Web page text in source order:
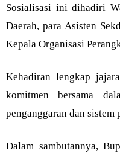
Sosialisasi ini dihadiri
Daerah, para Asisten
Kepala Organisasi
Kehadiran lengkap
komitmen bersama
penganggaran dan sistem
Dalam sambutannya,